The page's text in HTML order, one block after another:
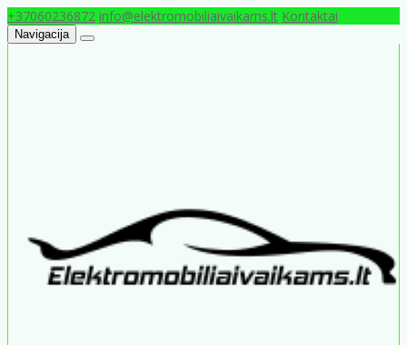
+37060236872 info@elektromobiliaivaikams.lt Kontaktai
Navigacija